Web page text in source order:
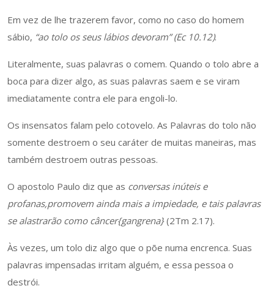
Em vez de lhe trazerem favor, como no caso do homem
sábio, “ao tolo os seus lábios devoram” (Ec 10.12).
Literalmente, suas palavras o comem. Quando o tolo abre a
boca para dizer algo, as suas palavras saem e se viram
imediatamente contra ele para engoli-lo.
Os insensatos falam pelo cotovelo. As Palavras do tolo não
somente destroem o seu caráter de muitas maneiras, mas
também destroem outras pessoas.
O apostolo Paulo diz que as conversas inúteis e
profanas,promovem ainda mais a impiedade, e tais palavras
se alastrarão como câncer{gangrena}(2Tm 2.17).
Às vezes, um tolo diz algo que o põe numa encrenca. Suas
palavras impensadas irritam alguém, e essa pessoa o
destrói.